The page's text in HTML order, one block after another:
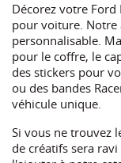
Décorez votre Ford
pour voiture. Notre
personnalisable.
pour le coffre, le
des stickers pour
ou des bandes
véhicule unique.
Si vous ne trouvez
de créatifs sera